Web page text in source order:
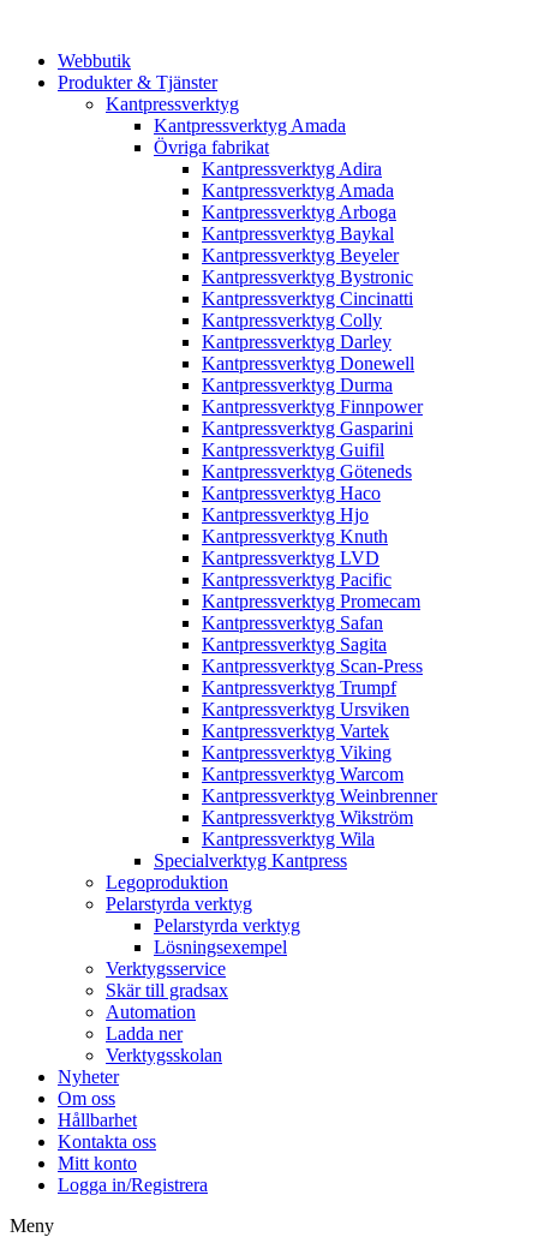
Webbutik
Produkter & Tjänster
Kantpressverktyg
Kantpressverktyg Amada
Övriga fabrikat
Kantpressverktyg Adira
Kantpressverktyg Amada
Kantpressverktyg Arboga
Kantpressverktyg Baykal
Kantpressverktyg Beyeler
Kantpressverktyg Bystronic
Kantpressverktyg Cincinatti
Kantpressverktyg Colly
Kantpressverktyg Darley
Kantpressverktyg Donewell
Kantpressverktyg Durma
Kantpressverktyg Finnpower
Kantpressverktyg Gasparini
Kantpressverktyg Guifil
Kantpressverktyg Göteneds
Kantpressverktyg Haco
Kantpressverktyg Hjo
Kantpressverktyg Knuth
Kantpressverktyg LVD
Kantpressverktyg Pacific
Kantpressverktyg Promecam
Kantpressverktyg Safan
Kantpressverktyg Sagita
Kantpressverktyg Scan-Press
Kantpressverktyg Trumpf
Kantpressverktyg Ursviken
Kantpressverktyg Vartek
Kantpressverktyg Viking
Kantpressverktyg Warcom
Kantpressverktyg Weinbrenner
Kantpressverktyg Wikström
Kantpressverktyg Wila
Specialverktyg Kantpress
Legoproduktion
Pelarstyrda verktyg
Pelarstyrda verktyg
Lösningsexempel
Verktygsservice
Skär till gradsax
Automation
Ladda ner
Verktygsskolan
Nyheter
Om oss
Hållbarhet
Kontakta oss
Mitt konto
Logga in/Registrera
Meny